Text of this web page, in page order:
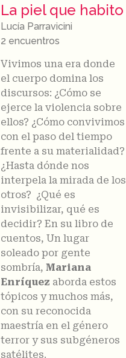
La piel que habito
Lucía Parravicini
2 encuentros
Vivimos una era donde
el cuerpo domina los
discursos: ¿Cómo se
ejerce la violencia sobre
ellos? ¿Cómo convivimos
con el paso del tiempo
frente a su materialidad?
¿Hasta dónde nos
interpela la mirada de los
otros? ¿Qué es
invisibilizar, qué es
decidir? En su libro de
cuentos, Un lugar
soleado por gente
sombría, Mariana
Enríquez aborda estos
tópicos y muchos más,
con su reconocida
maestría en el género
terror y sus subgéneros
satélites.